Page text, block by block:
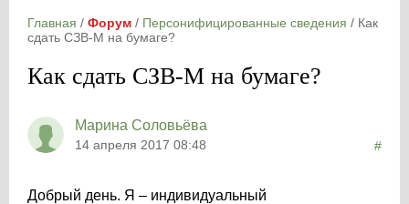
Главная / Форум / Персонифицированные сведения / Как
сдать СЗВ-М на бумаге?
Как сдать СЗВ-М на бумаге?
Марина Соловьёва
14 апреля 2017 08:48 #
Добрый день. Я – индивидуальный